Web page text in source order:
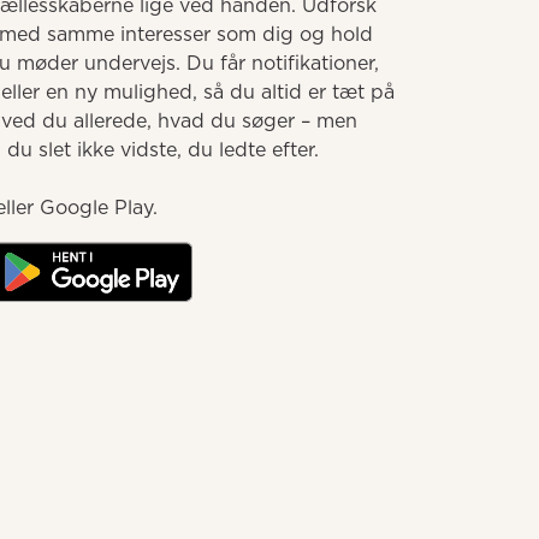
lige ved hånden. Udforsk
samme interesser som dig og hold
møder undervejs. Du får notifikationer,
en ny mulighed, så du altid er tæt på
du allerede, hvad du søger – men
slet ikke vidste, du ledte efter.
Google Play.